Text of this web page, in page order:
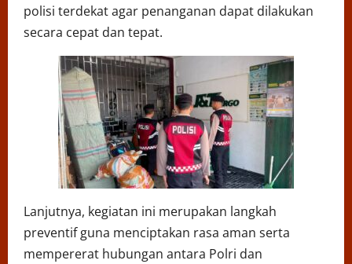
polisi terdekat agar penanganan dapat dilakukan
secara cepat dan tepat.
Lanjutnya, kegiatan ini merupakan langkah
preventif guna menciptakan rasa aman serta
mempererat hubungan antara Polri dan